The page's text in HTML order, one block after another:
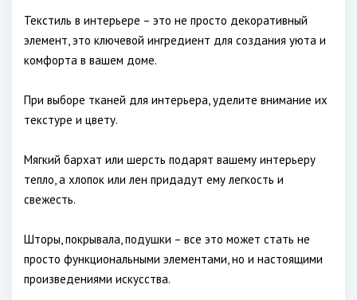
Текстиль в интерьере – это не просто декоративный
элемент, это ключевой ингредиент для создания уюта и
комфорта в вашем доме.
При выборе тканей для интерьера, уделите внимание их
текстуре и цвету.
Мягкий бархат или шерсть подарят вашему интерьеру
тепло, а хлопок или лен придадут ему легкость и
свежесть.
Шторы, покрывала, подушки – все это может стать не
просто функциональными элементами, но и настоящими
произведениями искусства.